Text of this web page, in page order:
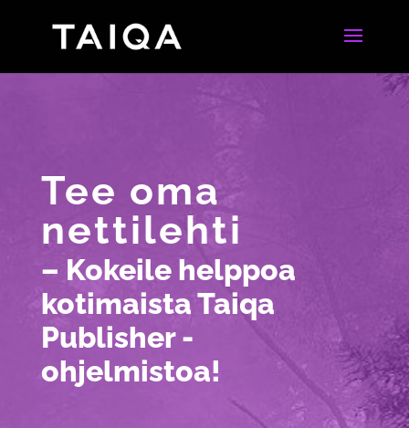
Tee oma
nettilehti
– Kokeile helppoa
kotimaistaTaiqa
Publisher -
ohjelmistoa!